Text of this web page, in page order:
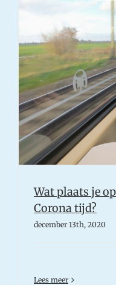
Wat plaats je
Corona tijd?
december 13th, 2020
Lees meer